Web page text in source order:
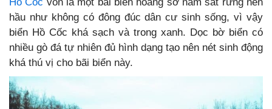
Hồ Cốc vốn là một bãi biển hoang sơ nằm sát rừng nên
hầu như không có đông đúc dân cư sinh sống, vì vậy
biển Hồ Cốc khá sạch và trong xanh. Dọc bờ biển có
nhiều gò đá tự nhiên đủ hình dạng tạo nên nét sinh động
khá thú vị cho bãi biển này.